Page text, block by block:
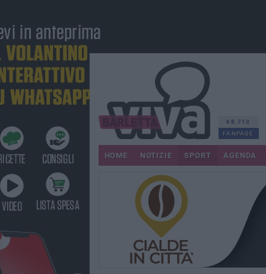
68.713
FANPAGE
HOME NOTIZIE SPORT AGENDA